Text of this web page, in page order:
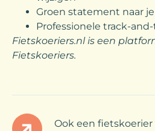
Groen statement naar
Professionele track-
Fietskoeriers.nl is een
Fietskoeriers.
Ook een